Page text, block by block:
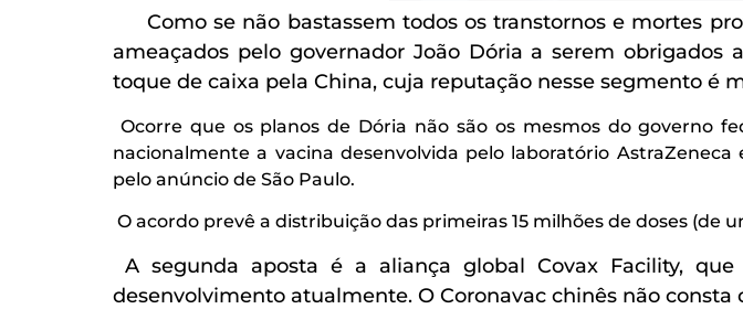
Como se não bastassem todos os transtornos e mortes
ameaçados pelo governador João Dória a serem
toque de caixa pela China, cuja reputação nesse segmento é
Ocorre que os planos de Dória não são os mesmos do governo
nacionalmente a vacina desenvolvida pelo laboratório
pelo anúncio de São Paulo.
O acordo prevê a distribuição das primeiras 15 milhões de doses (de
A segunda aposta é a aliança global Covax Facility,
desenvolvimento atualmente. O Coronavac chinês não consta